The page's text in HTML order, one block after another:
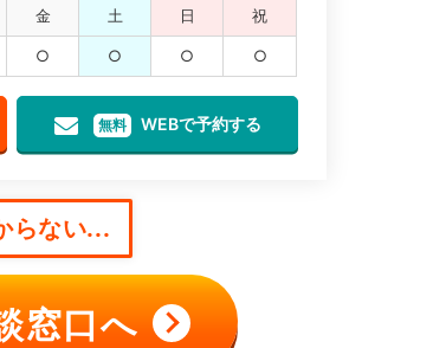
金 土 日 祝
○ ○ ○ ○
無料 WEBで予約する
らない...
窓口へ